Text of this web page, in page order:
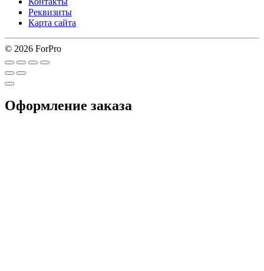
Реквизиты
Карта сайта
© 2026 ForPro
Оформление заказа